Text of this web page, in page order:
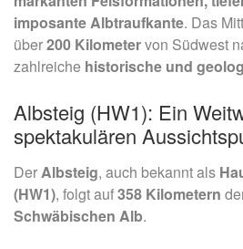
imposante Albtraufkante. Das
über200 Kilometervon Südwest
zahlreiche historische und
Albsteig (HW1): Ein
spektakulären
DerAlbsteig, auch bekannt als
(HW1), folgt auf358 Kilometern
Schwäbischen Alb.